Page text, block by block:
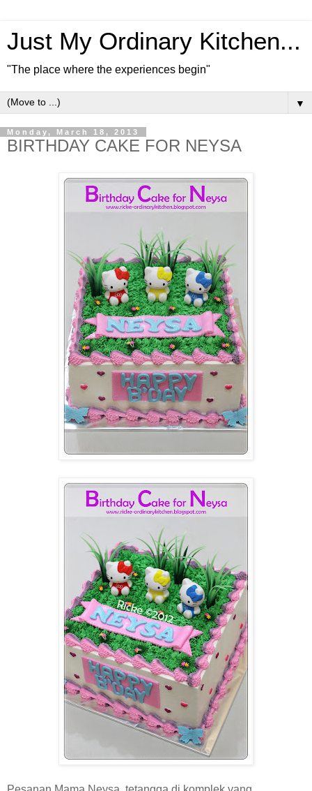
Just My Ordinary Kitchen...
"The place where the experiences begin"
▼
Monday, March 18, 2013
BIRTHDAY CAKE FOR NEYSA